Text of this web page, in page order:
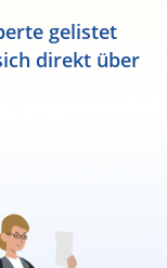
gelistet
direkt über